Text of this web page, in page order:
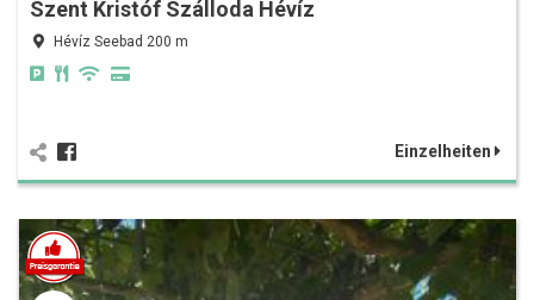
Szent Kristóf Szálloda Hévíz
Hévíz Seebad 200 m
Einzelheiten